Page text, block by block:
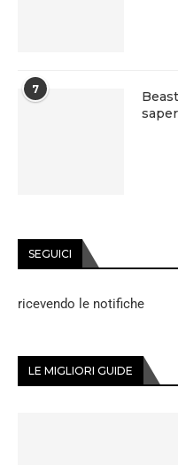
7
SEGUICI
ricevendo le notifiche
LE MIGLIORI GUIDE